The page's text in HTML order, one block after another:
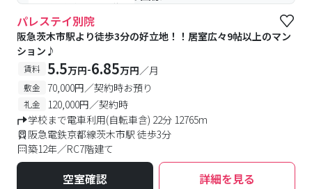
#予約受付中 #空室待ち
パレステイ別院
阪急茨木市駅より徒歩3分の好立地！！居室広々9帖以上のマン
ション♪
賃料 5.5万円-6.85万円／月
敷金 70,000円／契約時お預り
礼金
120,000円／契約時
学校まで電車利用(自転車含) 22分 12765m
阪急電鉄京都線茨木市駅 徒歩3分
築12年／RC7階建て
空室確認 詳細を見る